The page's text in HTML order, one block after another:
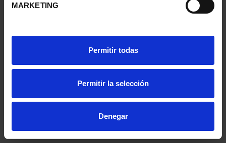
MARKETING
Permitir todas
Permitir la selección
Denegar